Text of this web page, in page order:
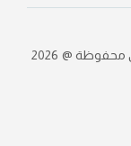
@ 2026